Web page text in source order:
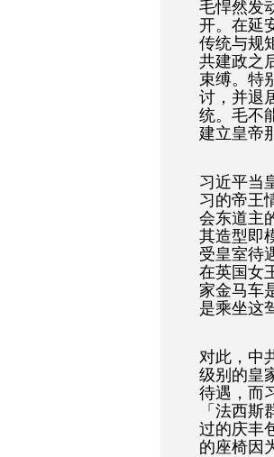
毛悍然发
开。在延
传统与规
共建政之
束缚。特
讨，并退
统。毛不
建立皇帝
习近平当
习的帝王
会东道主
其造型即
受皇室待
在英国女
家金马车
是乘坐这
对此，中
级别的皇
待遇，而
「法西
过的庆丰
的座椅因